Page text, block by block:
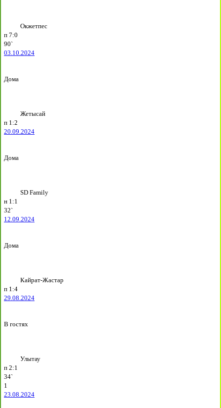
Окжетпес
п 7:0
90`
03.10.2024
Дома
Жетысай
п 1:2
20.09.2024
Дома
SD Family
н 1:1
32`
12.09.2024
Дома
Кайрат-Жастар
п 1:4
29.08.2024
В гостях
Улытау
п 2:1
34`
1
23.08.2024